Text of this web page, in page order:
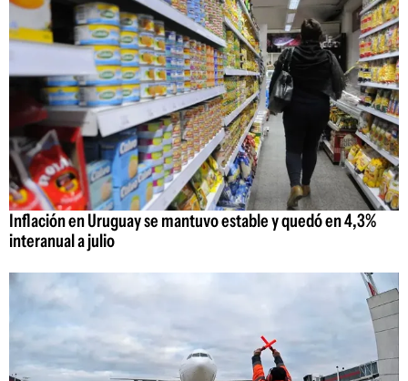
Inflación en Uruguay se mantuvo estable y quedó en 4,3%
interanual a julio